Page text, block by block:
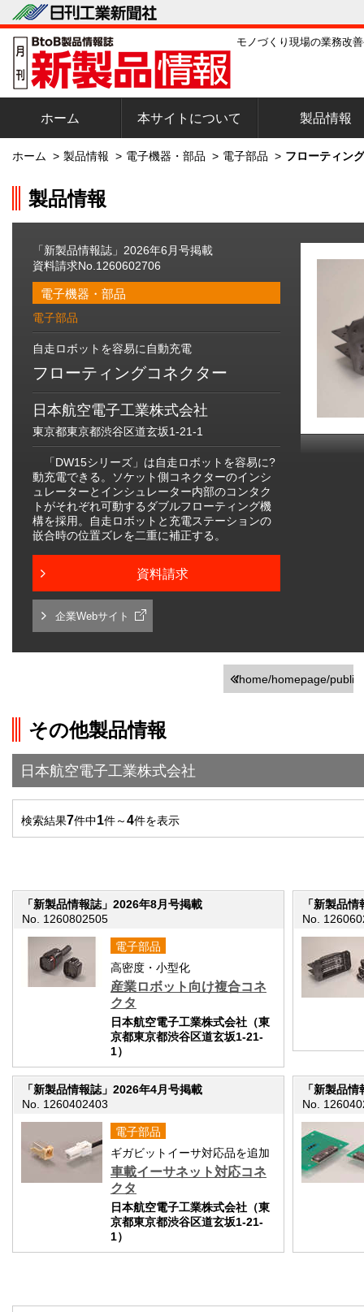
モノづくり現場の業務改
ホーム 本サイトについて 製品情報
ホーム > 製品情報 > 電子機器・部品 > 電子部品 > フローティン
製品情報
「新製品情報誌」2026年6月号掲載
資料請求No.1260602706
電子機器・部品
電子部品
自走ロボットを容易に自動充電
フローティングコネクター
日本航空電子工業株式会社
東京都東京都渋谷区道玄坂1-21-1
「DW15シリーズ」は自走ロボットを容易に?
動充電できる。ソケット側コネクターのインシ
ュレーターとインシュレーター内部のコンタク
トがそれぞれ可動するダブルフローティング機
構を採用。自走ロボットと充電ステーションの
嵌合時の位置ズレを二重に補正する。
資料請求
企業Webサイト
/home/homepage/
その他製品情報
日本航空電子工業株式会社
検索結果7件中1件～4件を表示
「新製品情報誌」2026年8月号掲載
No. 1260802505
電子部品
高密度・小型化
産業ロボット向け複合コネ
クタ
日本航空電子工業株式会社（東
京都東京都渋谷区道玄坂1-21-
1）
「新製品
No.
「新製品情報誌」2026年4月号掲載
No. 1260402403
電子部品
ギガビットイーサ対応品を追加
車載イーサネット対応コネ
クタ
日本航空電子工業株式会社（東
京都東京都渋谷区道玄坂1-21-
1）
「新製品
No.